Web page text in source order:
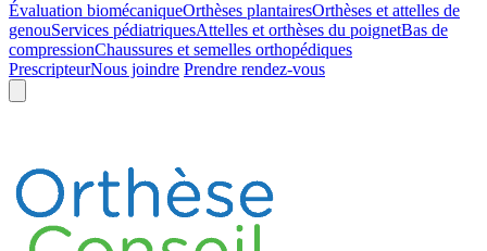
Évaluation biomécaniqueOrthèses plantairesOrthèses et attelles de
genouServices pédiatriquesAttelles et orthèses du poignetBas de
compressionChaussures et semelles orthopédiques
PrescripteurNous joindre Prendre rendez-vous